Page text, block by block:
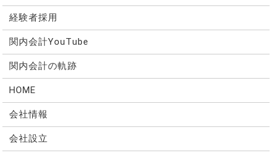
経験者採用
関内会計YouTube
関内会計の軌跡
HOME
会社情報
会社設立